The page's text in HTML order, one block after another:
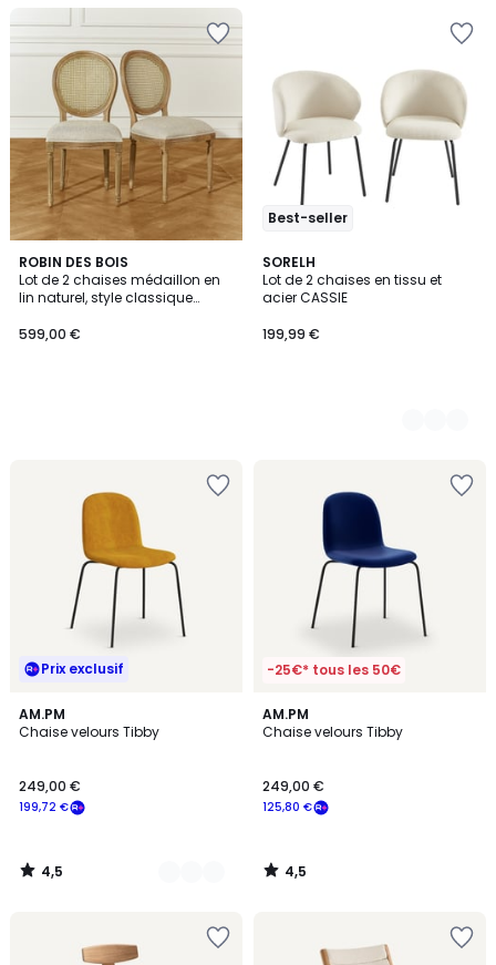
ROBIN DES BOIS
Lot de 2 chaises médaillon en
lin naturel, style classique
599,00 €
Best-seller
SORELH
Lot de 2 chaises en tissu et
acier CASSIE
199,99 €
2
Couleurs
Prix exclusif
AM.PM
Chaise velours Tibby
199,72 €
249,00 €
4,5
/ 5
6
Couleurs
4,5
/
-25€* tous les 50€
AM.PM
Chaise velours Tibby
125,80 €
249,00 €
4,5
/ 5
4,5
/